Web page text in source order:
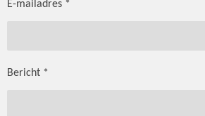
E-mailadres *
Bericht *